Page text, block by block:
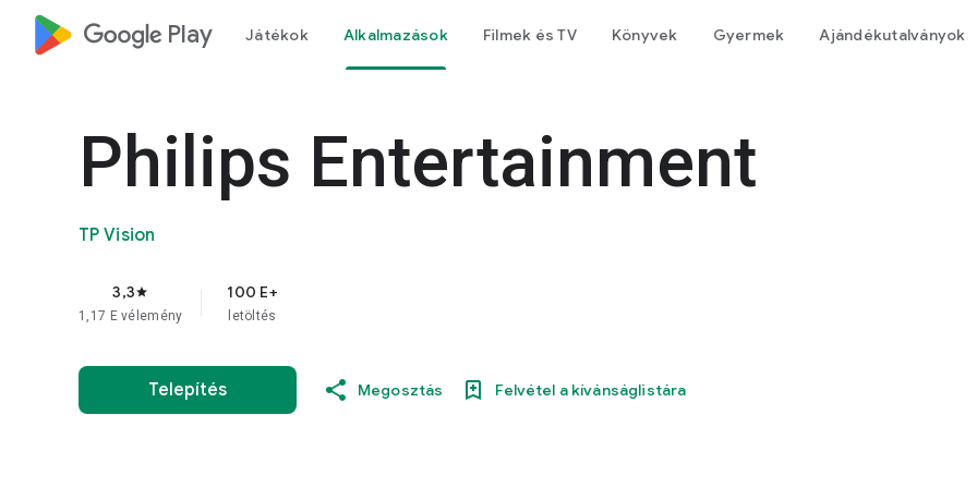
google_logo Play Játékok Alkalmazások Filmek és TV Könyvek Gyermek Ajándékutalványok
Philips Entertainment
TP Vision
3,3star
1,17 E vélemény
100 E+
letöltés
Telepítés Megosztás Felvétel a kívánságlistára